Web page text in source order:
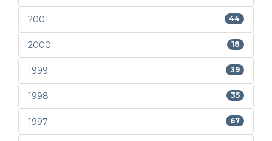
2001 44
2000 18
1999 39
1998 35
1997 67